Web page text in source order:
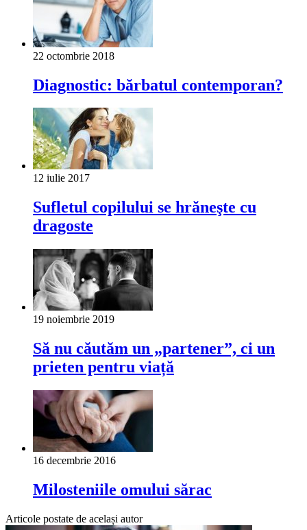
22 octombrie 2018
Diagnostic: bărbatul contemporan?
12 iulie 2017
Sufletul copilului se hrăneşte cu
dragoste
19 noiembrie 2019
Să nu căutăm un „partener”, ci un
prieten pentru viață
16 decembrie 2016
Milosteniile omului sărac
Articole postate de același autor